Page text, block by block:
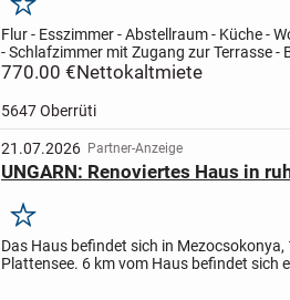
Merken
Flur - Esszimmer - Abstellraum - Küche -
- Schlafzimmer mit Zugang zur Terrasse -
Kinderzimmer - Gäste-WCZur Wohnung
770.00 €Nettokaltmiete
5647 Oberrüti
21.07.2026 Partner-Anzeige
UNGARN: Renoviertes Haus in
Merken
Das Haus befindet sich in
Plattensee. 6 km vom Haus befindet sich